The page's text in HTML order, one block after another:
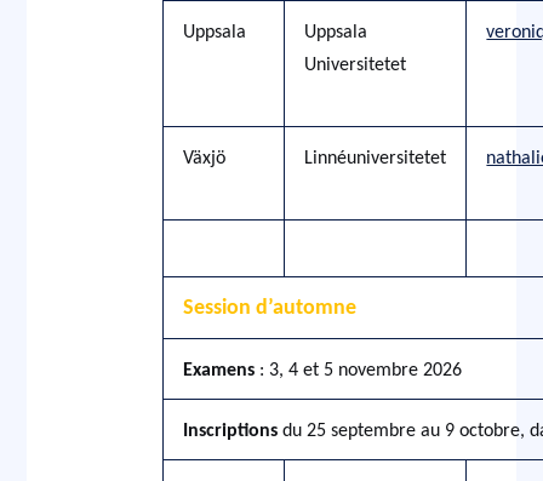
Uppsala
Uppsala
Universitetet
Växjö Linnéuniversitetet
Session d’automne
Examens : 3, 4 et 5 novembre 2026
Inscriptions du 25 septembre au 9 octobre,